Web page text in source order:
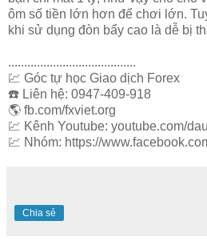
ôm số tiền lớn hơn để chơi lớn.
khi sử dụng đòn bẩy cao là dễ bị
........................................
💹 Góc tự học Giao dịch Forex
☎️ Liên hệ: 0947-409-918
🌎 fb.com/fxviet.org
💹 Kênh Youtube: youtube.com/
💹 Nhóm: https://
Chia sẻ